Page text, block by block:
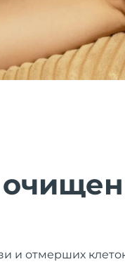
и отмерших